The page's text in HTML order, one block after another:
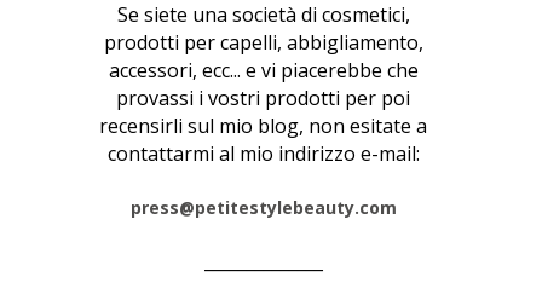
Se siete una società di cosmetici,
prodotti per capelli, abbigliamento,
accessori, ecc... e vi piacerebbe che
provassi i vostri prodotti per poi
recensirli sul mio blog, non esitate a
contattarmi al mio indirizzo e-mail:
press@petitestylebeauty.com